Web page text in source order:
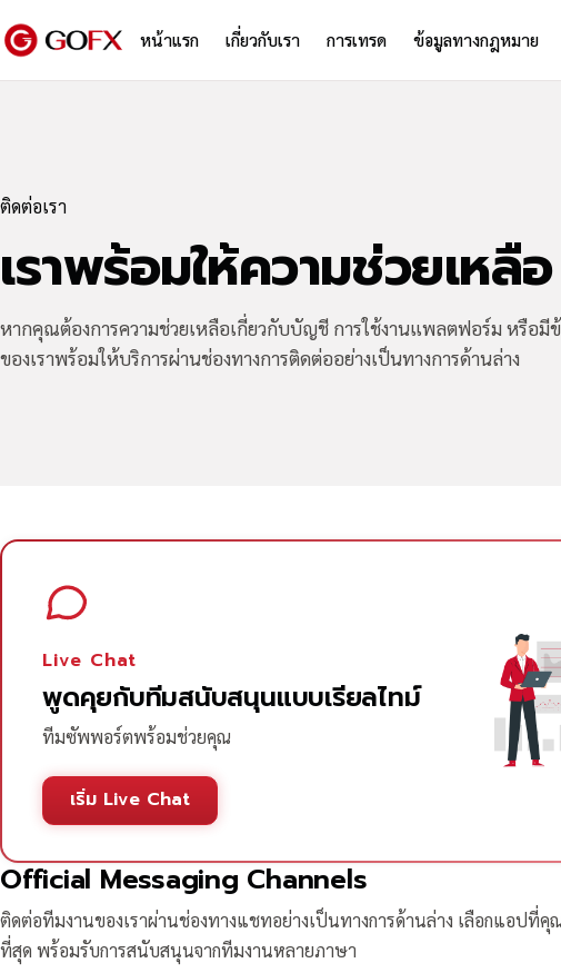
หน้าแรก เกี่ยวกับเรา การเทรด ข้อมูลทางกฎหมาย
ติดต่อเรา
เราพร้อมให้ความช่วยเหลือ
หากคุณต้องการความช่วยเหลือเกี่ยวกับบัญชี การใช้งานแพลตฟอร์ม หรือมีข้
ของเราพร้อมให้บริการผ่านช่องทางการติดต่ออย่างเป็นทางการด้านล่าง
Live Chat
พูดคุยกับทีมสนับสนุนแบบเรียลไทม์
ทีมซัพพอร์ตพร้อมช่วยคุณ
เริ่ม Live Chat
Official Messaging Channels
ติดต่อทีมงานของเราผ่านช่องทางแชทอย่างเป็นทางการด้านล่าง เลือกแอปที่คุ
ที่สุด พร้อมรับการสนับสนุนจากทีมงานหลายภาษา